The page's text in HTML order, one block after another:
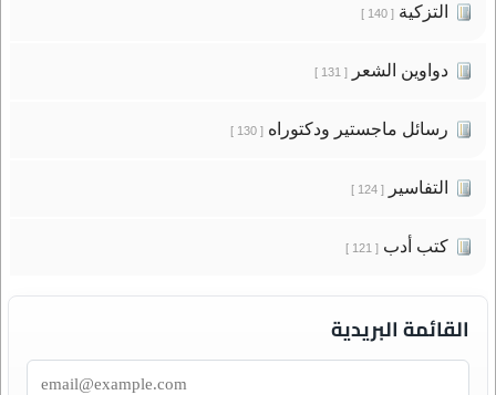
التزكية[ 140 ]
دواوين الشعر[ 131 ]
رسائل ماجستير ودكتوراه[ 130 ]
التفاسير[ 124 ]
كتب أدب[ 121 ]
القائمة البريدية